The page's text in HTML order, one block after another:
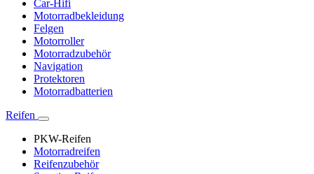
Car-Hifi
Motorradbekleidung
Felgen
Motorroller
Motorradzubehör
Navigation
Protektoren
Motorradbatterien
Reifen
PKW-Reifen
Motorradreifen
Reifenzubehör